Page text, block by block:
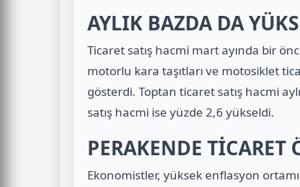
AYLIK BAZDA DA
Ticaret satış hacmi mart ayında bir
motorlu kara taşıtları ve motosiklet
gösterdi. Toptan ticaret satış hacmi
satış hacmi ise yüzde 2,6 yükseldi.
PERAKENDE TİCARET
Ekonomistler, yüksek enflasyon